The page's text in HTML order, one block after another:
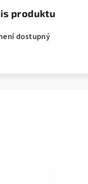
produktu
dostupný